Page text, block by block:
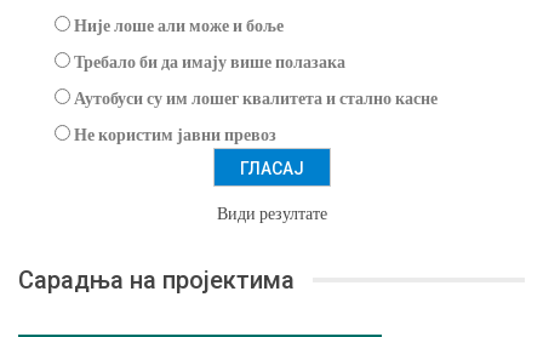
Није лоше али може и боље
Требало би да имају више полазака
Аутобуси су им лошег квалитета и стално касне
Не користим јавни превоз
Види резултате
Сарадња на пројектима